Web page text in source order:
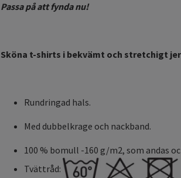
Passa på att fynda nu!
Sköna t-shirts i bekvämt och stretchigt
Rundringad hals.
Med dubbelkrage och nackband.
100 % bomull -160 g/m2, som andas
Tvättråd: